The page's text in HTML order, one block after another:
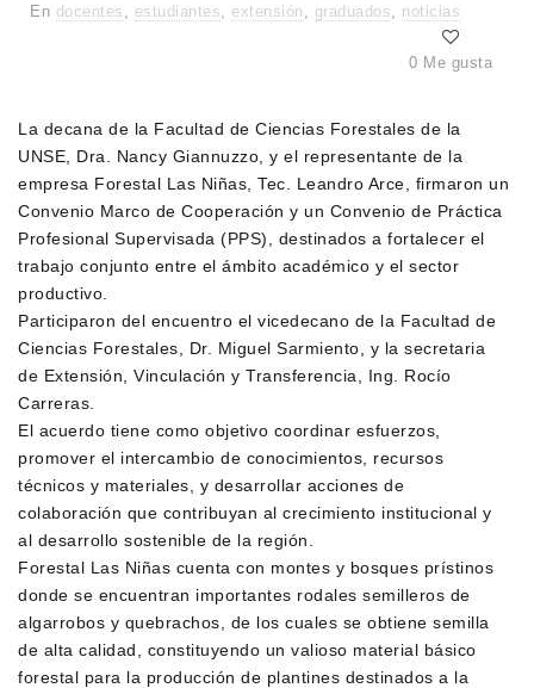
En docentes estudiantes extensión graduados noticias
0 Me gusta
La decana de la Facultad de Ciencias Forestales de la
UNSE, Dra. Nancy Giannuzzo, y el representante de la
empresa Forestal Las Niñas, Tec. Leandro Arce, firmaron un
Convenio Marco de Cooperación y un Convenio de Práctica
Profesional Supervisada (PPS), destinados a fortalecer el
trabajo conjunto entre el ámbito académico y el sector
productivo.
Participaron del encuentro el vicedecano de la Facultad de
Ciencias Forestales, Dr. Miguel Sarmiento, y la secretaria
de Extensión, Vinculación y Transferencia, Ing. Rocío
Carreras.
El acuerdo tiene como objetivo coordinar esfuerzos,
promover el intercambio de conocimientos, recursos
técnicos y materiales, y desarrollar acciones de
colaboración que contribuyan al crecimiento institucional y
al desarrollo sostenible de la región.
Forestal Las Niñas cuenta con montes y bosques prístinos
donde se encuentran importantes rodales semilleros de
algarrobos y quebrachos, de los cuales se obtiene semilla
de alta calidad, constituyendo un valioso material básico
forestal para la producción de plantines destinados a la